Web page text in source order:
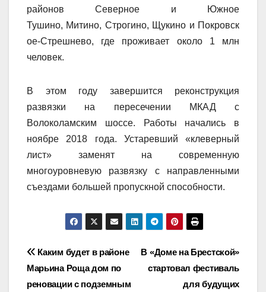
районов Северное и Южное
Тушино, Митино, Строгино, Щукино и Покровск
ое-Стрешнево, где проживает около 1 млн
человек.
В этом году завершится реконструкция
развязки на пересечении МКАД с
Волоколамским шоссе. Работы начались в
ноябре 2018 года. Устаревший «клеверный
лист» заменят на современную
многоуровневую развязку с направленными
съездами большей пропускной способности.
Навигация
по
В «Доме на Брестской»
стартовал фестиваль
для будущих
Каким будет в районе
Марьина Роща дом по
реновации с подземным